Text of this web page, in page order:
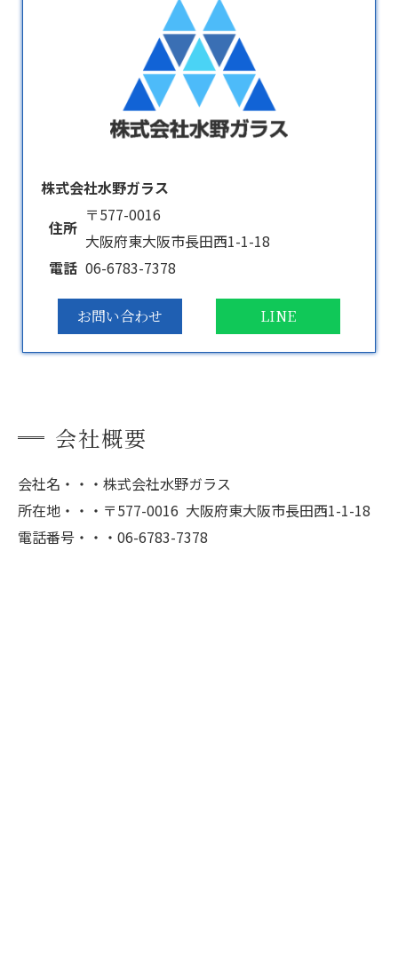
株式会社水野ガラス
住所
〒577-0016
大阪府東大阪市長田西1-1-18
電話 06-6783-7378
お問い合わせ LINE
会社概要
会社名・・・株式会社水野ガラス
所在地・・・〒577-0016 大阪府東大阪市長田西1-1-18
電話番号・・・06-6783-7378